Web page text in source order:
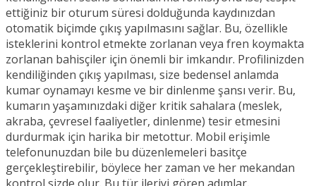
ettiğiniz bir oturum süresi dolduğunda kaydınızdan
otomatik biçimde çıkış yapılmasını sağlar. Bu, özellikle
isteklerini kontrol etmekte zorlanan veya fren koymakta
zorlanan bahisçiler için önemli bir imkandır. Profilinizden
kendiliğinden çıkış yapılması, size bedensel anlamda
kumar oynamayı kesme ve bir dinlenme şansı verir. Bu,
kumarın yaşamınızdaki diğer kritik sahalara (meslek,
akraba, çevresel faaliyetler, dinlenme) tesir etmesini
durdurmak için harika bir metottur. Mobil erişimle
telefonunuzdan bile bu düzenlemeleri basitçe
gerçekleştirebilir, böylece her zaman ve her mekandan